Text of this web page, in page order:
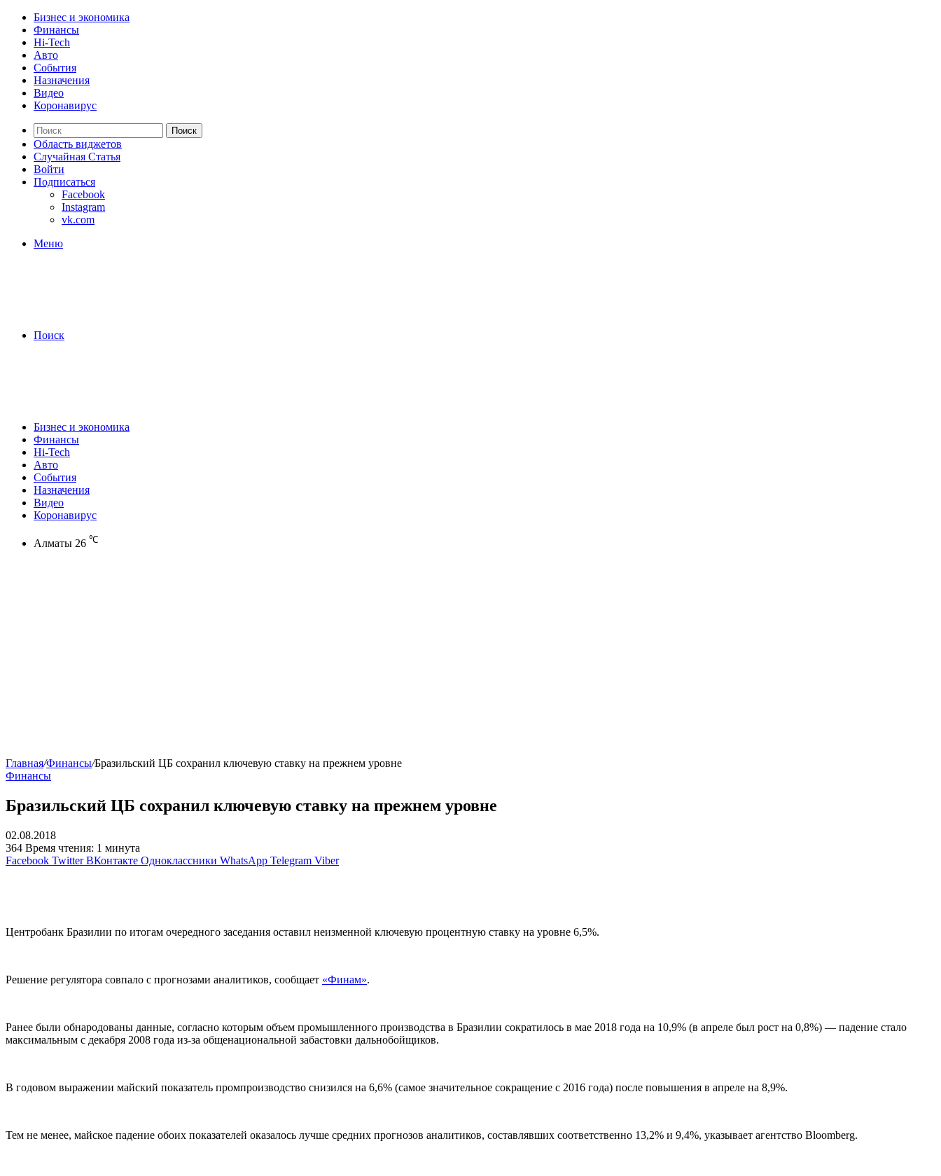
Бизнес и экономика
Финансы
Hi-Tech
Авто
События
Назначения
Видео
Коронавирус
Поиск
Область виджетов
Случайная Статья
Войти
Подписаться
Facebook
Instagram
vk.com
Меню
Поиск
Бизнес и экономика
Финансы
Hi-Tech
Авто
События
Назначения
Видео
Коронавирус
Алматы 26 ℃
Главная/Финансы/Бразильский ЦБ сохранил ключевую ставку на прежнем уровне
Финансы
Бразильский ЦБ сохранил ключевую ставку на прежнем уровне
02.08.2018
364 Время чтения: 1 минута
Facebook Twitter ВКонтакте Одноклассники WhatsApp Telegram Viber
Центробанк Бразилии по итогам очередного заседания оставил неизменной ключевую процентную ставку на уровне 6,5%.
Решение регулятора совпало с прогнозами аналитиков, сообщает «Финам».
Ранее были обнародованы данные, согласно которым объем промышленного производства в Бразилии сократилось в мае 2018 года на 10,9% (в апреле был рост на 0,8%) — падение стало
максимальным с декабря 2008 года из-за общенациональной забастовки дальнобойщиков.
В годовом выражении майский показатель промпроизводство снизился на 6,6% (самое значительное сокращение с 2016 года) после повышения в апреле на 8,9%.
Тем не менее, майское падение обоих показателей оказалось лучше средних прогнозов аналитиков, составлявших соответственно 13,2% и 9,4%, указывает агентство Bloomberg.